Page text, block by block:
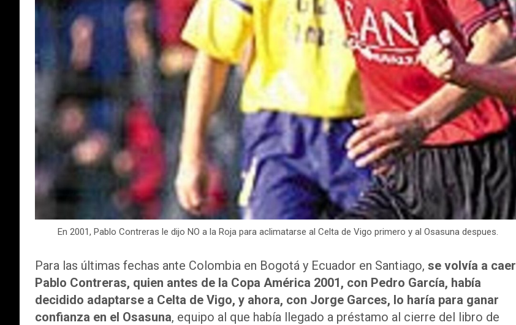
En 2001, Pablo Contreras le dijo NO a la Roja para aclimatarse al Celta de Vigo primero y al Osasuna despues.
Para las últimas fechas ante Colombia en Bogotá y Ecuador en Santiago, se volvía a caer
Pablo Contreras, quien antes de la Copa América 2001, con Pedro García, había
decidido adaptarse a Celta de Vigo, y ahora, con Jorge Garces, lo haría para ganar
confianza en el Osasuna, equipo al que había llegado a préstamo al cierre del libro de